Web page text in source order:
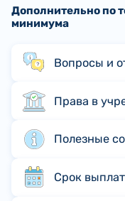
Дополнительно по
минимума
Вопросы и
Права в
Полезные
Срок